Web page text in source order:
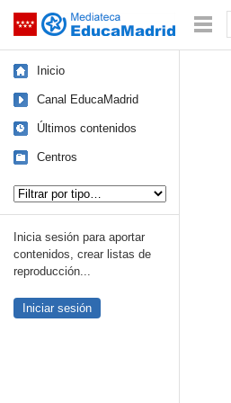
Saltar navegación
Inicio
Canal EducaMadrid
Últimos contenidos
Centros
Inicia sesión para aportar
contenidos, crear listas de
reproducción...
Iniciar sesión